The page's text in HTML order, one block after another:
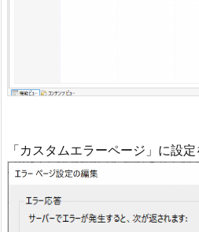
「カスタムエラーページ」に設定